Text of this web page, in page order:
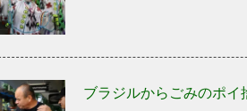
ブラジルからごみのポイ